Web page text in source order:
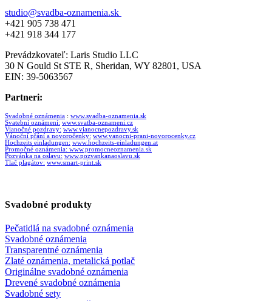
studio@svadba-oznamenia.sk
+421 905 738 471
+421 918 344 177
Prevádzkovateľ: Laris Studio LLC
30 N Gould St STE R, Sheridan, WY 82801, USA
EIN: 39-5063567
Partneri:
Svadobné oznámenia : www.svadba-oznamenia.sk
Svatební oznámení: www.svatba-oznameni.cz
Vianočné pozdravy: www.vianocnepozdravy.sk
Vánoční přání a novoročenky: www.vanocni-prani-novorocenky.cz
Hochzeits einladungen: www.hochzeits-einladungen.at
Promočné oznámenia: www.promocneoznamenia.sk
Pozvánka na oslavu: www.pozvankanaoslavu.sk
Tlač plagátov: www.smart-print.sk
Svadobné produkty
Pečatidlá na svadobné oznámenia
Svadobné oznámenia
Transparentné oznámenia
Zlaté oznámenia, metalická potlač
Originálne svadobné oznámenia
Drevené svadobné oznámenia
Svadobné sety